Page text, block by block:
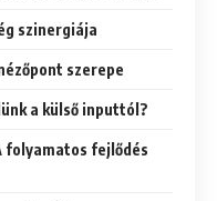
szinergiája
szerepe
a külső inputtól?
folyamatos fejlődés